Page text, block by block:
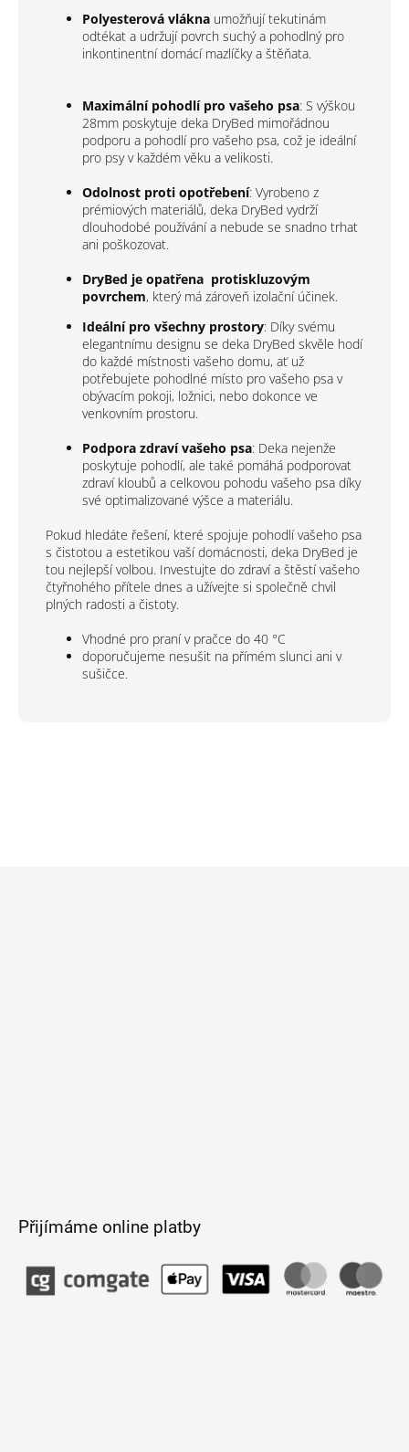
Polyesterová vlákna umožňují tekutinám
odtékat a udržují povrch suchý a pohodlný pro
inkontinentní domácí mazlíčky a štěňata.
Maximální pohodlí pro vašeho psa: S výškou
28mm poskytuje deka DryBed mimořádnou
podporu a pohodlí pro vašeho psa, což je ideální
pro psy v každém věku a velikosti.
Odolnost proti opotřebení: Vyrobeno z
prémiových materiálů, deka DryBed vydrží
dlouhodobé používání a nebude se snadno trhat
ani poškozovat.
DryBed je opatřena protiskluzovým
povrchem, který má zároveň izolační účinek.
Ideální pro všechny prostory: Díky svému
elegantnímu designu se deka DryBed skvěle hodí
do každé místnosti vašeho domu, ať už
potřebujete pohodlné místo pro vašeho psa v
obývacím pokoji, ložnici, nebo dokonce ve
venkovním prostoru.
Podpora zdraví vašeho psa: Deka nejenže
poskytuje pohodlí, ale také pomáhá podporovat
zdraví kloubů a celkovou pohodu vašeho psa díky
své optimalizované výšce a materiálu.
Pokud hledáte řešení, které spojuje pohodlí vašeho psa
s čistotou a estetikou vaší domácnosti, deka DryBed je
tou nejlepší volbou. Investujte do zdraví a štěstí vašeho
čtyřnohého přítele dnes a užívejte si společně chvil
plných radosti a čistoty.
Vhodné pro praní v pračce do 40 °C
doporučujeme nesušit na přímém slunci ani v
sušičce.
Přijímáme online platby